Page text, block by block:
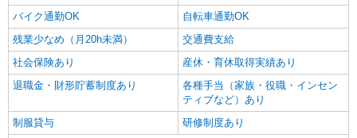
バイク通勤OK
自転車通勤OK
残業少なめ（月20h未満）
交通費支給
社会保険あり
産休・育休取得実績あり
退職金・財形貯蓄制度あり
各種手当（家族・役職・インセン
ティブなど）あり
制服貸与
研修制度あり